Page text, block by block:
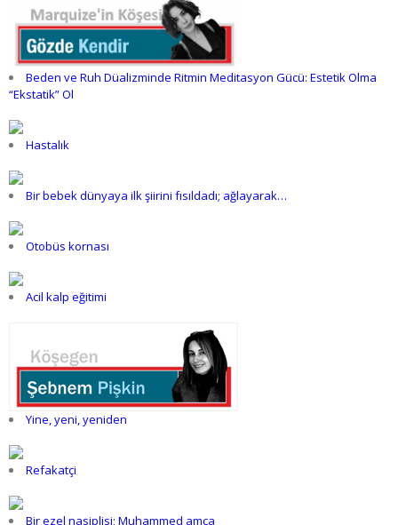
Beden ve Ruh Düalizminde Ritmin Meditasyon Gücü: Estetik Olma
“Ekstatik” Ol
Hastalık
Bir bebek dünyaya ilk şiirini fısıldadı; ağlayarak…
Otobüs kornası
Acil kalp eğitimi
Yine, yeni, yeniden
Refakatçi
Bir ezel nasiplisi; Muhammed amca